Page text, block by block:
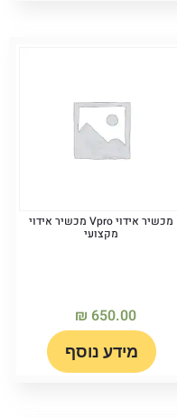
מכשיר אידוי Vpro מכשיר אידוי
מקצועי
₪ 650.00
מידע נוסף